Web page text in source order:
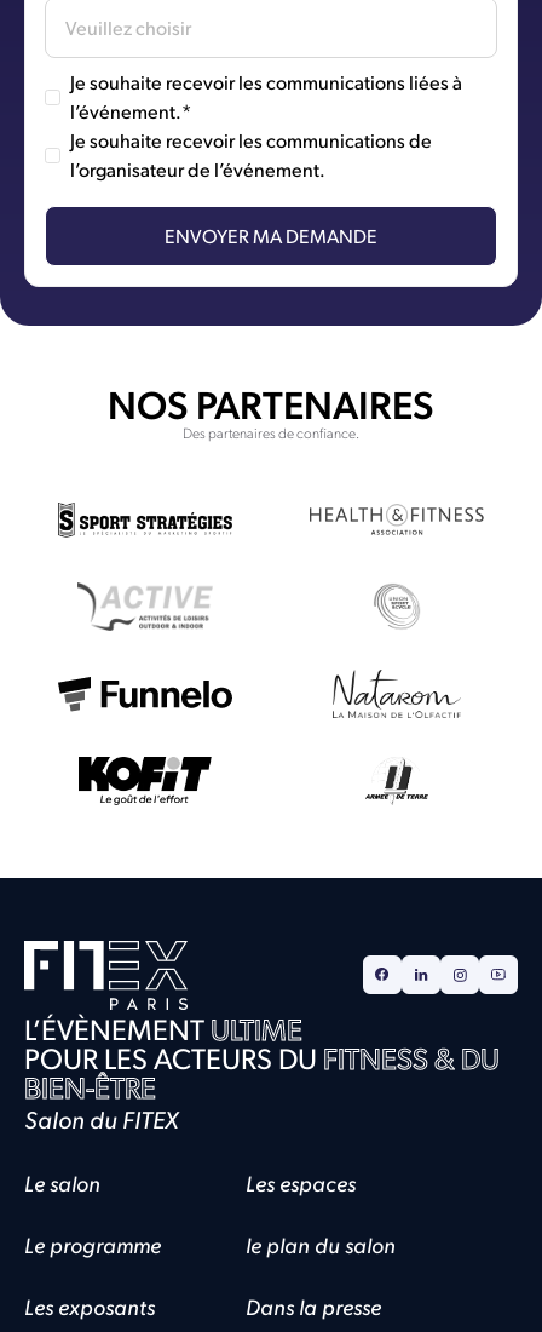
Je souhaite recevoir les communications liées à
l’événement.*
Je souhaite recevoir les communications de
l’organisateur de l’événement.
NOS PARTENAIRES
Des partenaires de confiance.
L’ÉVÈNEMENT ULTIME
POUR LES ACTEURS DU FITNESS & DU
BIEN-ÊTRE
Salon du FITEX
Le salon Les espaces
Le programme le plan du salon
Les exposants Dans la presse